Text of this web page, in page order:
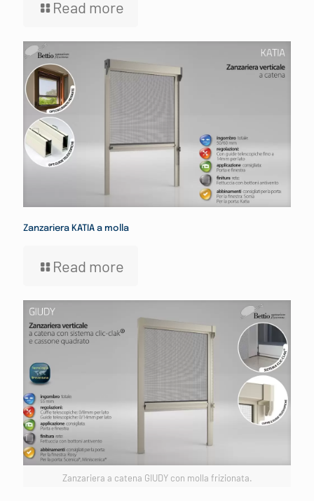
Read more
Zanzariera KATIA a molla
Read more
Zanzariera a catena GIUDY con molla frizionata.